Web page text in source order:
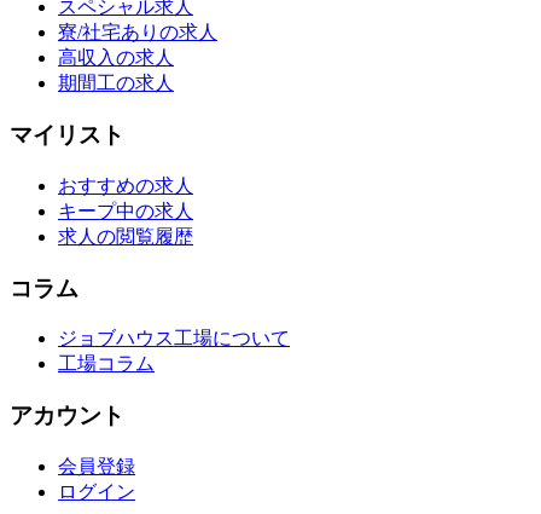
スペシャル求人
寮/社宅ありの求人
高収入の求人
期間工の求人
マイリスト
おすすめの求人
キープ中の求人
求人の閲覧履歴
コラム
ジョブハウス工場について
工場コラム
アカウント
会員登録
ログイン